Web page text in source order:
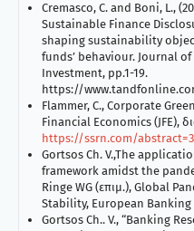
Cremasco, C. and Boni, L.,
Sustainable Finance
shaping sustainability
funds’ behaviour. Journal
Investment, pp.1-19.
https://
Flammer, C., Corporate
Financial Economics (JFE),
https://ssrn.com/
Gortsos Ch. V.,The
framework amidst the
Ringe WG (επιμ.), Global
Stability, European Banking
Gortsos Ch.. V., “Banking